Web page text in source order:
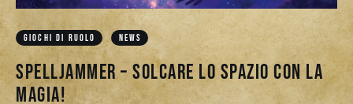
Download
GIOCHI DI RUOLO NEWS
Spelljammer – Solcare lo spazio con la
magia!